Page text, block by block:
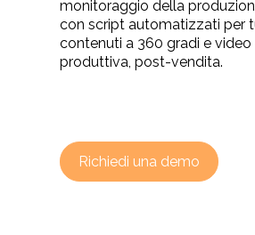
monitoraggio della
con script automatizzati per
contenuti a 360 gradi e
produttiva, post-vendita.
Richiedi una demo